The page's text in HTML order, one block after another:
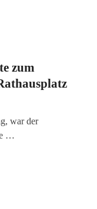
zum
war der
…